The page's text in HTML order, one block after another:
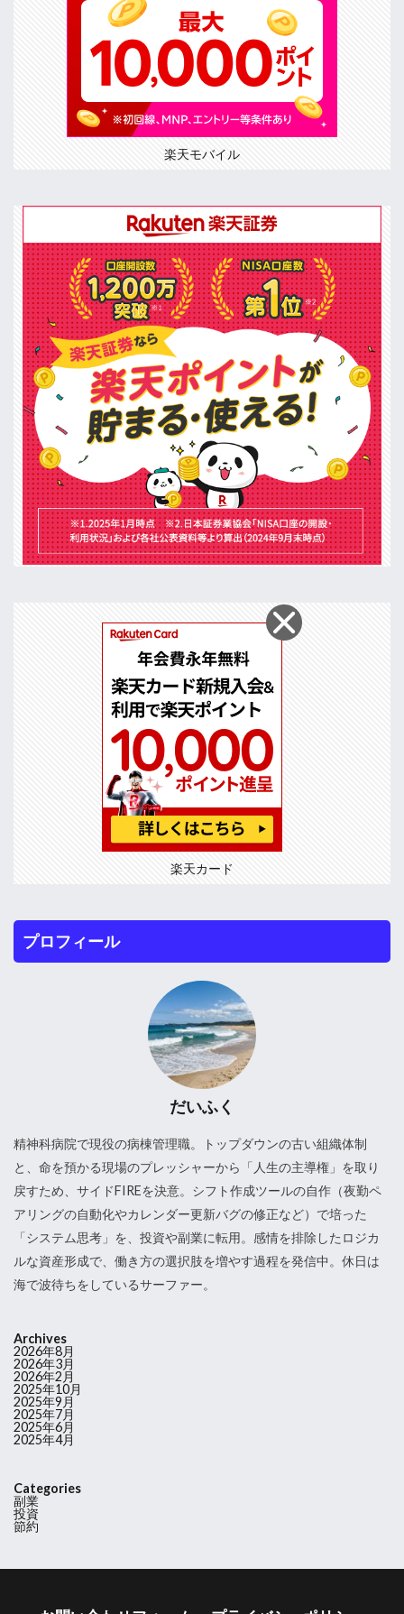
楽天モバイル
楽天カード
プロフィール
だいふく
精神科病院で現役の病棟管理職。トップダウンの古い組織体制
と、命を預かる現場のプレッシャーから「人生の主導権」を取り
戻すため、サイドFIREを決意。シフト作成ツールの自作（夜勤ペ
アリングの自動化やカレンダー更新バグの修正など）で培った
「システム思考」を、投資や副業に転用。感情を排除したロジカ
ルな資産形成で、働き方の選択肢を増やす過程を発信中。休日は
海で波待ちをしているサーファー。
Archives
2026年8月
2026年3月
2026年2月
2025年10月
2025年9月
2025年7月
2025年6月
2025年4月
Categories
副業
投資
節約